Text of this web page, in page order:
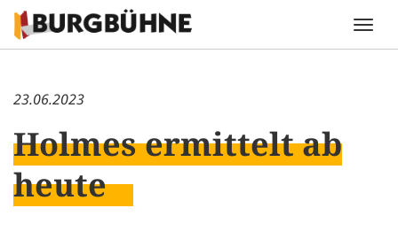
23.06.2023
Holmes ermittelt ab
heute